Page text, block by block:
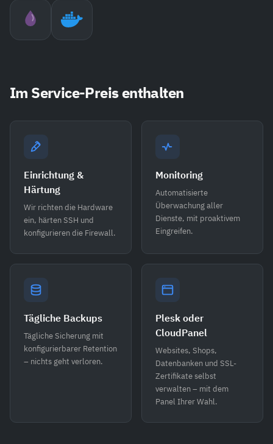
Im Service-Preis enthalten
Einrichtung &
Härtung
Wir richten die Hardware
ein, härten SSH und
konfigurieren die Firewall.
Monitoring
Automatisierte
Überwachung aller
Dienste, mit proaktivem
Eingreifen.
Tägliche Backups
Tägliche Sicherung mit
konfigurierbarer Retention
– nichts geht verloren.
Plesk oder
CloudPanel
Websites, Shops,
Datenbanken und SSL-
Zertifikate selbst
verwalten – mit dem
Panel Ihrer Wahl.